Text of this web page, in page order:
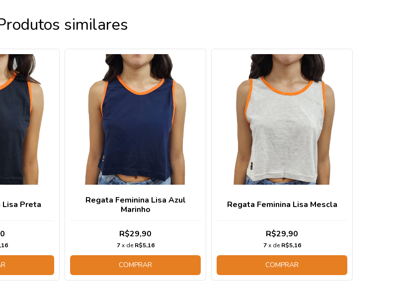
similares
Lisa Preta
Regata Feminina Lisa Azul
Marinho
R$29,90
7 x deR$5,16
COMPRAR
Regata Feminina Lisa Mescla
R$29,90
7 x deR$5,16
COMPRAR